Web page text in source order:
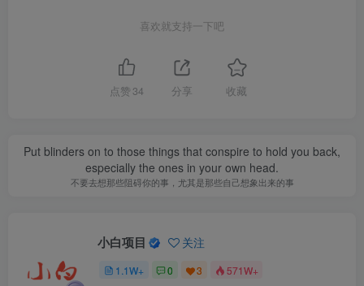
喜欢就支持一下吧
点赞 34 分享 收藏
Put blinders on to those things that conspire to hold you back,
especially the ones in your own head.
不要去想那些阻碍你的事，尤其是那些自己想象出来的事
小白项目 关注
1.1W+ 0 3 571W+